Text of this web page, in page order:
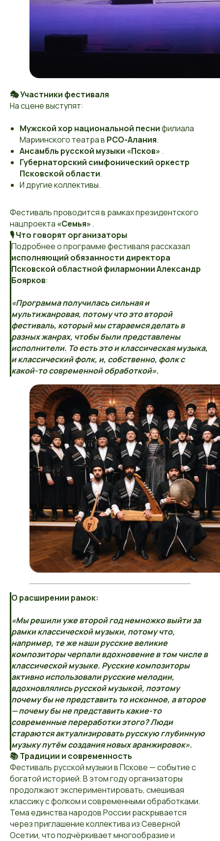
🎭 Участники фестиваля
На сцене выступят:
Мужской хор национальной песнифилиала
Мариинского театра в РСО-Алания.
Ансамбль русской музыки «Псков» .
Губернаторский симфонический оркестр
Псковской области.
И другие коллективы.
Фестиваль проводится в рамках президентского
нацпроекта «Семья» .
🎙️ Что говорят организаторы
Подробнее о программе фестиваля рассказал
исполняющий обязанности директора
Псковской областной филармонии Александр
Боярков:
«Программа получилась сильная и
мультижанровая, потому что это второй
фестиваль, который мы стараемся делать в
разных жанрах, чтобы были представлены
исполнители. То есть это и классическая музыка,
и классический фолк, и, собственно, фолк с
какой-то современной обработкой».
О расширении рамок:
«Мы решили уже второй год немножко выйти за
рамки классической музыки, потому что,
например, те же наши русские великие
композиторы черпали вдохновение в том числе в
классической музыке. Русские композиторы
активно использовали русские мелодии,
вдохновлялись русской музыкой, поэтому
почему бы не представить то исконное, а второе
— почему бы не представить какие-то
современные переработки этого? Люди
стараются актуализировать русскую глубинную
музыку путём создания новых аранжировок».
📚 Традиции и современность
Фестиваль русской музыки в Пскове — событие с
богатой историей. В этом году организаторы
продолжают экспериментировать, смешивая
классику с фолком и современными обработками.
Тема единства народов России раскрывается
через приглашение коллектива из Северной
Осетии, что подчёркивает многообразие и